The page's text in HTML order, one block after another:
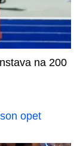
na 200
opet